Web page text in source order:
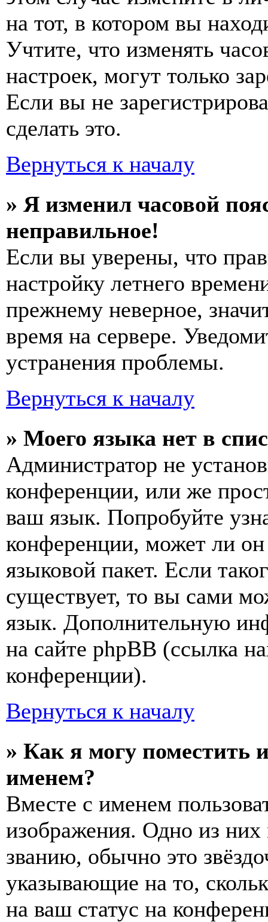
на тот, в котором вы
Учтите, что изменять
настроек, могут только
Если вы не
сделать это.
Вернуться к началу
» Я изменил часовой
неправильное!
Если вы уверены, что
настройку летнего
прежнему неверное,
время на сервере.
устранения проблемы.
Вернуться к началу
» Моего языка нет в
Администратор не
конференции, или же
ваш язык. Попробуйте
конференции, может ли
языковой пакет. Если
существует, то вы сами
язык. Дополнительную
на сайте phpBB (ссылка
конференции).
Вернуться к началу
» Как я могу поместить
именем?
Вместе с именем
изображения. Одно из
званию, обычно это
указывающие на то,
на ваш статус на